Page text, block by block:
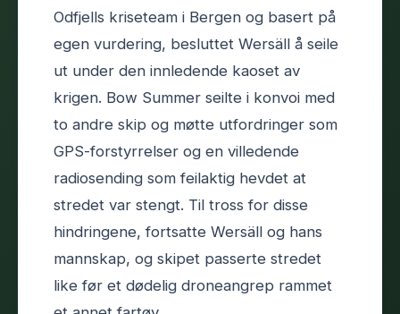
Odfjells kriseteam i Bergen og basert på
egen vurdering, besluttet Wersäll å seile
ut under den innledende kaoset av
krigen. Bow Summer seilte i konvoi med
to andre skip og møtte utfordringer som
GPS-forstyrrelser og en villedende
radiosending som feilaktig hevdet at
stredet var stengt. Til tross for disse
hindringene, fortsatte Wersäll og hans
mannskap, og skipet passerte stredet
like før et dødelig droneangrep rammet